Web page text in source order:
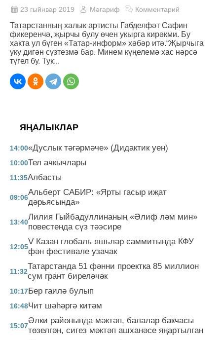
23 гыйнвар 2019 Мәгариф Комментарий
Татарстанның халык артисты Габделфәт Сафин
фикеренчә, җырчы булу өчен укырга кирәкми. Бу
хакта ул бүген «Татар-информ» хәбәр итә.“Җырчыга
уку дигән сүзтезмә бар. Минем күңелемә хас нәрсә
түгел бу. Тук...
ЯҢАЛЫКЛАР
14:00«Дуслык тәгәрмәче» (Дидактик уен)
10:00Тел ачкычлары
11:35Албасты
09:06
Альберт САБИР: «Ярты гасыр иҗат
дәрьясында»
13:40
Лилия Гыйбадуллинаның «Әлиф ләм мин»
повестенда сүз тәэсире
12:05
V Казан глобаль яшьләр саммитында КФУ
фән фестивале узачак
11:32
Татарстанда 51 фәнни проектка 85 миллион
сум грант биреләчәк
10:17Бер гаилә булып
16:48Чит шәһәргә китәм
15:07
Әлки районында мәктәп, балалар бакчасы
төзелгән, сигез мәктәп ашханәсе яңартылган